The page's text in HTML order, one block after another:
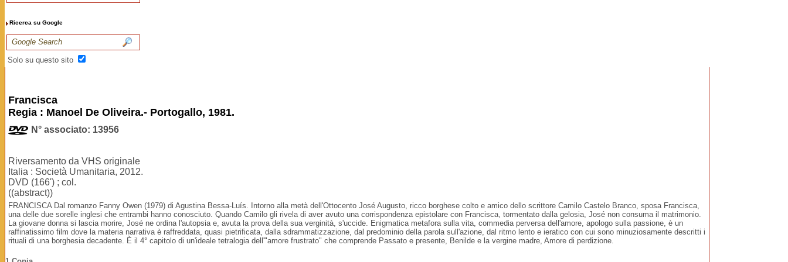
Ricerca su Google
Solo su questo sito
Francisca
Regia : Manoel De Oliveira.- Portogallo, 1981.
N° associato: 13956
Riversamento da VHS originale
Italia : Società Umanitaria, 2012.
DVD (166') ; col.
((abstract))
FRANCISCA Dal romanzo Fanny Owen (1979) di Agustina Bessa-Luís. Intorno alla metà dell'Ottocento José Augusto, ricco borghese colto e amico dello scrittore Camilo Castelo Branco, sposa Francisca,
una delle due sorelle inglesi che entrambi hanno conosciuto. Quando Camilo gli rivela di aver avuto una corrispondenza epistolare con Francisca, tormentato dalla gelosia, José non consuma il matrimonio.
La giovane donna si lascia morire, José ne ordina l'autopsia e, avuta la prova della sua verginità, s'uccide. Enigmatica metafora sulla vita, commedia perversa dell'amore, apologo sulla passione, è un
raffinatissimo film dove la materia narrativa è raffreddata, quasi pietrificata, dalla sdrammatizzazione, dal predominio della parola sull'azione, dal ritmo lento e ieratico con cui sono minuziosamente descritti i
rituali di una borghesia decadente. È il 4° capitolo di un'ideale tetralogia dell'"amore frustrato" che comprende Passato e presente, Benilde e la vergine madre, Amore di perdizione.